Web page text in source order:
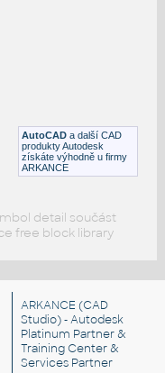
AutoCAD a další CAD
produkty Autodesk
získáte výhodně u firmy
ARKANCE
detail součást
free block library
ARKANCE (CAD
Studio) - Autodesk
Platinum Partner &
Training Center &
Services Partner